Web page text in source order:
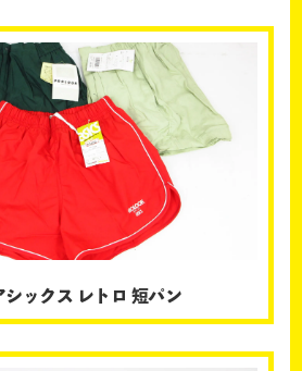
シックス レトロ 短パン